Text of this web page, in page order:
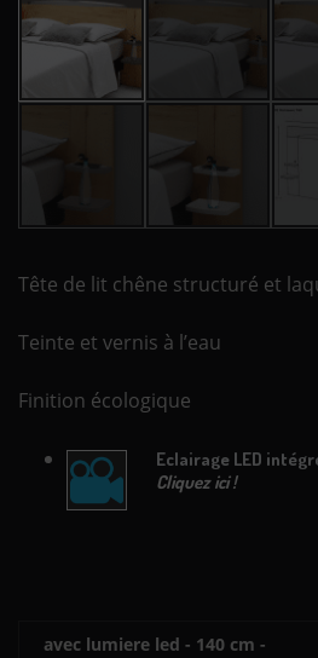
Tête de lit chêne structuré et
Teinte et vernis à l’eau
Finition écologique
Eclairage LED
Cliquez ici !
avec lumiere led - 140 cm -